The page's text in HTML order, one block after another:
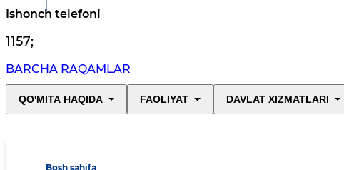
Ishonch telefoni
1157;
BARCHA RAQAMLAR
QO'MITA HAQIDA FAOLIYAT DAVLAT XIZMATLARI
Bosh sahifa